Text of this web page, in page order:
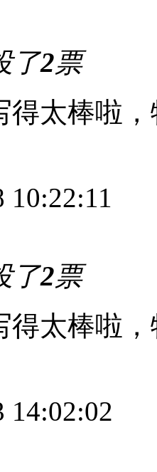
了2票
得太棒啦
10:22:11
了2票
得太棒啦
14:02:02